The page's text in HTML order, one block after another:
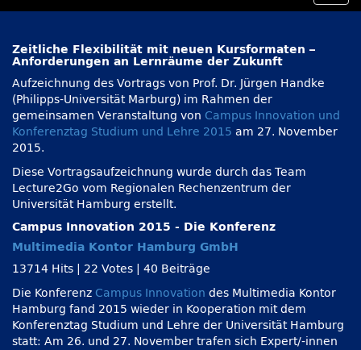
Zeitliche Flexibilität mit neuen Kursformaten –
Anforderungen an Lernräume der Zukunft
Aufzeichnung des Vortrags von Prof. Dr. Jürgen Handke
(Philipps-Universität Marburg) im Rahmen der
gemeinsamen Veranstaltung von Campus Innovation und
Konferenztag Studium und Lehre 2015 am 27. November
2015.
Diese Vortragsaufzeichnung wurde durch das Team
Lecture2Go vom Regionalen Rechenzentrum der
Universität Hamburg erstellt.
Campus Innovation 2015 - Die Konferenz
Multimedia Kontor Hamburg GmbH
13714 Hits
22 Votes
40 Beiträge
Die Konferenz Campus Innovation des Multimedia Kontor
Hamburg fand 2015 wieder in Kooperation mit dem
Konferenztag Studium und Lehre der Universität Hamburg
statt: Am 26. und 27. November trafen sich Expert/-innen